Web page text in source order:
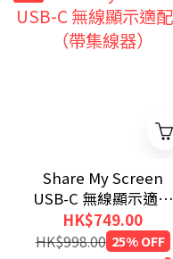
Share My Screen
USB-C 無線顯示適配
器（帶集線器）
HK$749.00
HK$998.00 25% OFF